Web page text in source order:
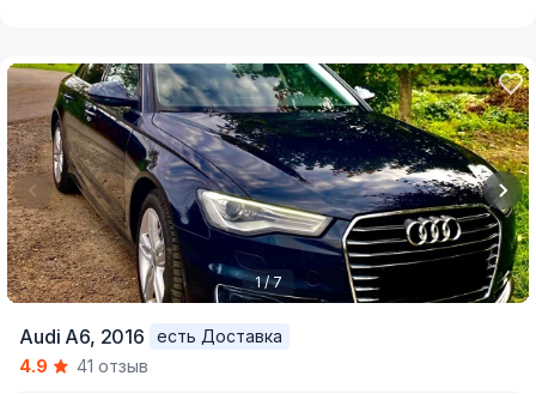
of
1 / 7
Audi A6, 2016
есть Доставка
4.9
41 отзыв